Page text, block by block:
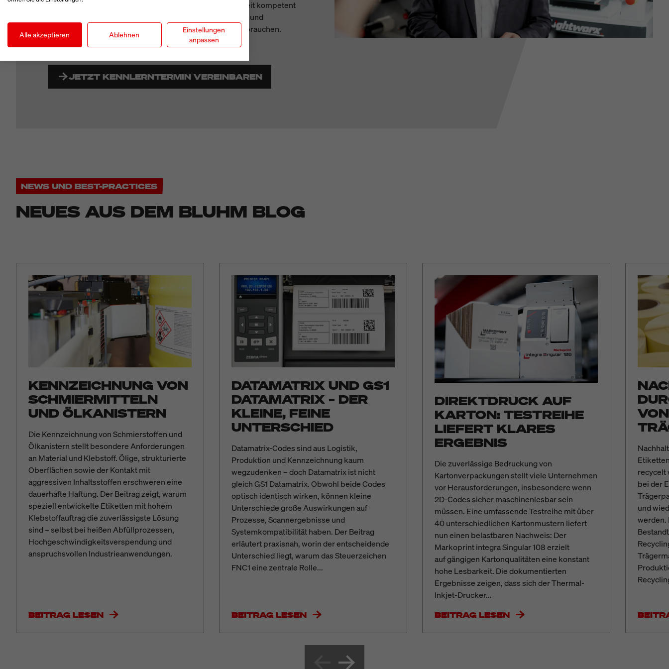
erfolgreichen Systemintegration und auch danach jederzeit kompetent
zur Seite steht. Dank unseres flächendeckenden Service- und
Vertriebsnetzes sind wir schnell überall dort, wo Sie uns brauchen.
JETZT KENNLERNTERMIN VEREINBAREN
NEWS UND BEST-PRACTICES
NEUES AUS DEM BLUHM BLOG
KENNZEICHNUNG VON
SCHMIERMITTELN
UND ÖLKANISTERN
Die Kennzeichnung von Schmierstoffen und
Ölkanistern stellt besondere Anforderungen
an Material und Klebstoff. Ölige, strukturierte
Oberflächen sowie der Kontakt mit
aggressiven Inhaltsstoffen erschweren eine
dauerhafte Haftung. Der Beitrag zeigt, warum
speziell entwickelte Etiketten mit hohem
Klebstoffauftrag die zuverlässigste Lösung
sind – selbst bei heißen Abfüllprozessen,
Hochgeschwindigkeitsverspendung und
anspruchsvollen Industrieanwendungen.
BEITRAG LESEN
DATAMATRIX UND GS1
DATAMATRIX – DER
KLEINE, FEINE
UNTERSCHIED
Datamatrix-Codes sind aus Logistik,
Produktion und Kennzeichnung kaum
wegzudenken – doch Datamatrix ist nicht
gleich GS1 Datamatrix. Obwohl beide Codes
optisch identisch wirken, können kleine
Unterschiede große Auswirkungen auf
Prozesse, Scannergebnisse und
Systemkompatibilität haben. Der Beitrag
erläutert praxisnah, worin der entscheidende
Unterschied liegt, warum das Steuerzeichen
FNC1 eine zentrale Rolle...
BEITRAG LESEN
DIREKTDRUCK AUF
KARTON: TESTREIHE
LIEFERT KLARES
ERGEBNIS
Die zuverlässige Bedruckung von
Kartonverpackungen stellt viele Unternehmen
vor Herausforderungen, insbesondere wenn
2D-Codes sicher maschinenlesbar sein
müssen. Eine umfassende Testreihe mit über
40 unterschiedlichen Kartonmustern liefert
nun einen belastbaren Nachweis: Der
Markoprint integra Singular 108 erzielt
auf gängigen Kartonqualitäten eine konstant
hohe Lesbarkeit. Die dokumentierten
Ergebnisse zeigen, dass sich der Thermal-
Inkjet-Drucker...
BEITRAG LESEN
recycelt
bei der
und
werden.
Alle akzeptieren Ablehnen
Einstellungen
anpassen